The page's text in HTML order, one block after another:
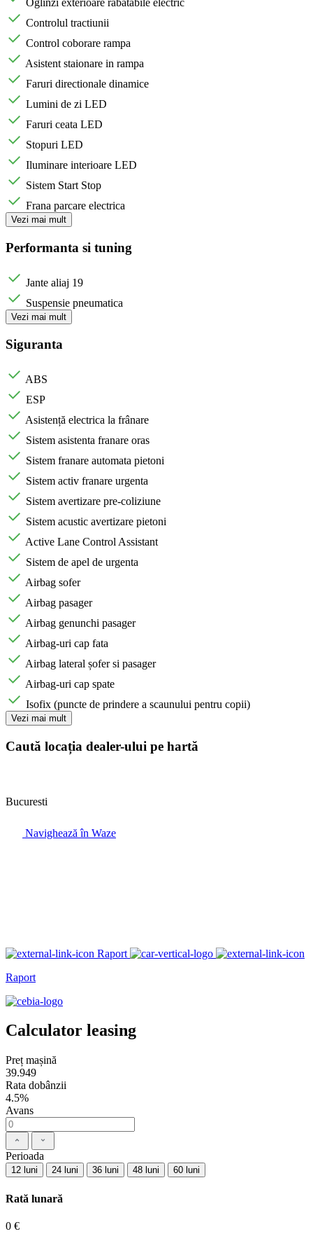
Oglinzi exterioare rabatabile electric
Controlul tractiunii
Control coborare rampa
Asistent staionare in rampa
Faruri directionale dinamice
Lumini de zi LED
Faruri ceata LED
Stopuri LED
Iluminare interioare LED
Sistem Start Stop
Frana parcare electrica
Vezi mai mult
Performanta si tuning
Jante aliaj 19
Suspensie pneumatica
Vezi mai mult
Siguranta
ABS
ESP
Asistență electrica la frânare
Sistem asistenta franare oras
Sistem franare automata pietoni
Sistem activ franare urgenta
Sistem avertizare pre-coliziune
Sistem acustic avertizare pietoni
Active Lane Control Assistant
Sistem de apel de urgenta
Airbag sofer
Airbag pasager
Airbag genunchi pasager
Airbag-uri cap fata
Airbag lateral șofer si pasager
Airbag-uri cap spate
Isofix (puncte de prindere a scaunului pentru copii)
Vezi mai mult
Caută locația dealer-ului pe hartă
Bucuresti
Navighează în Waze
Raport
Raport
Calculator leasing
Preț mașină
39.949
Rata dobânzii
4.5%
Avans
Perioada
12 luni 24 luni 36 luni 48 luni 60 luni
Rată lunară
0 €